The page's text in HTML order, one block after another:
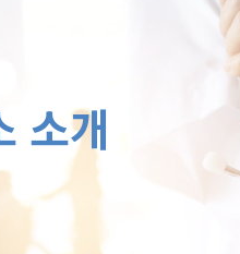
소개